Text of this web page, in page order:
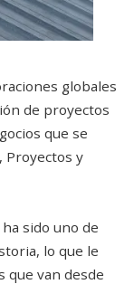
globales
de proyectos
que se
Proyectos y
ha sido uno de
lo que le
que van desde